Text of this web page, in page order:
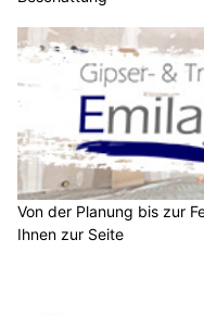
Von der Planung bis zur
Ihnen zur Seite